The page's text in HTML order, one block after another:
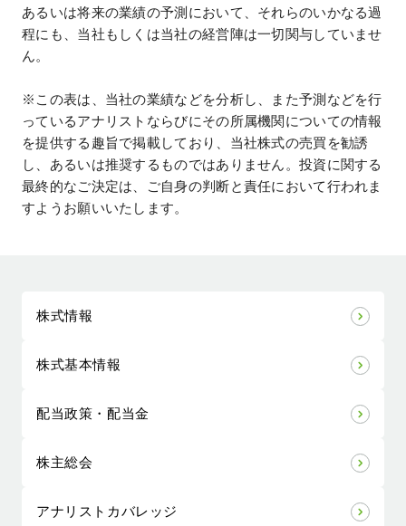
あるいは将来の業績の予測において、それらのいかなる過
程にも、当社もしくは当社の経営陣は一切関与していませ
ん。
※この表は、当社の業績などを分析し、また予測などを行
っているアナリストならびにその所属機関についての情報
を提供する趣旨で掲載しており、当社株式の売買を勧誘
し、あるいは推奨するものではありません。投資に関する
最終的なご決定は、ご自身の判断と責任において行われま
すようお願いいたします。
株式情報
株式基本情報
配当政策・配当金
株主総会
アナリストカバレッジ